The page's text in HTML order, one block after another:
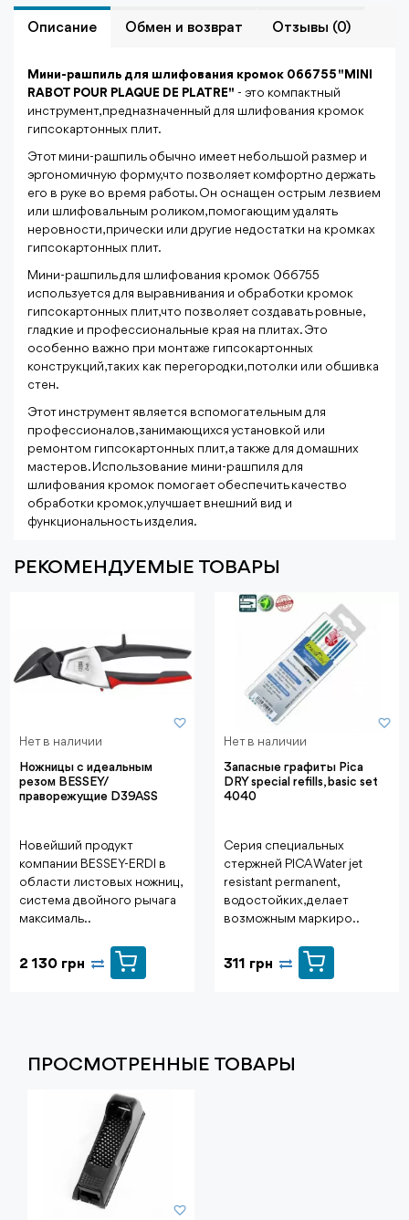
Описание Обмен и возврат Отзывы (0)
Мини-рашпиль для шлифования кромок 066755 "MINI
RABOT POUR PLAQUE DE PLATRE" - это компактный
инструмент, предназначенный для шлифования кромок
гипсокартонных плит.
Этот мини-рашпиль обычно имеет небольшой размер и
эргономичную форму, что позволяет комфортно держать
его в руке во время работы. Он оснащен острым лезвием
или шлифовальным роликом, помогающим удалять
неровности, прически или другие недостатки на кромках
гипсокартонных плит.
Мини-рашпиль для шлифования кромок 066755
используется для выравнивания и обработки кромок
гипсокартонных плит, что позволяет создавать ровные,
гладкие и профессиональные края на плитах. Это
особенно важно при монтаже гипсокартонных
конструкций, таких как перегородки, потолки или обшивка
стен.
Этот инструмент является вспомогательным для
профессионалов, занимающихся установкой или
ремонтом гипсокартонных плит, а также для домашних
мастеров. Использование мини-рашпиля для
шлифования кромок помогает обеспечить качество
обработки кромок, улучшает внешний вид и
функциональность изделия.
РЕКОМЕНДУЕМЫЕ ТОВАРЫ
Нет в наличии
Ножницы с идеальным
резом BESSEY/
праворежущие D39ASS
Новейший продукт
компании BESSEY-ERDI в
области листовых ножниц,
система двойного рычага
максималь..
2 130 грн
Нет в наличии
Запасные графиты Pica
DRY special refills, basic set
4040
Серия специальных
стержней PICA Water jet
resistant permanent,
водостойких, делает
возможным маркиро..
311 грн
ПРОСМОТРЕННЫЕ ТОВАРЫ